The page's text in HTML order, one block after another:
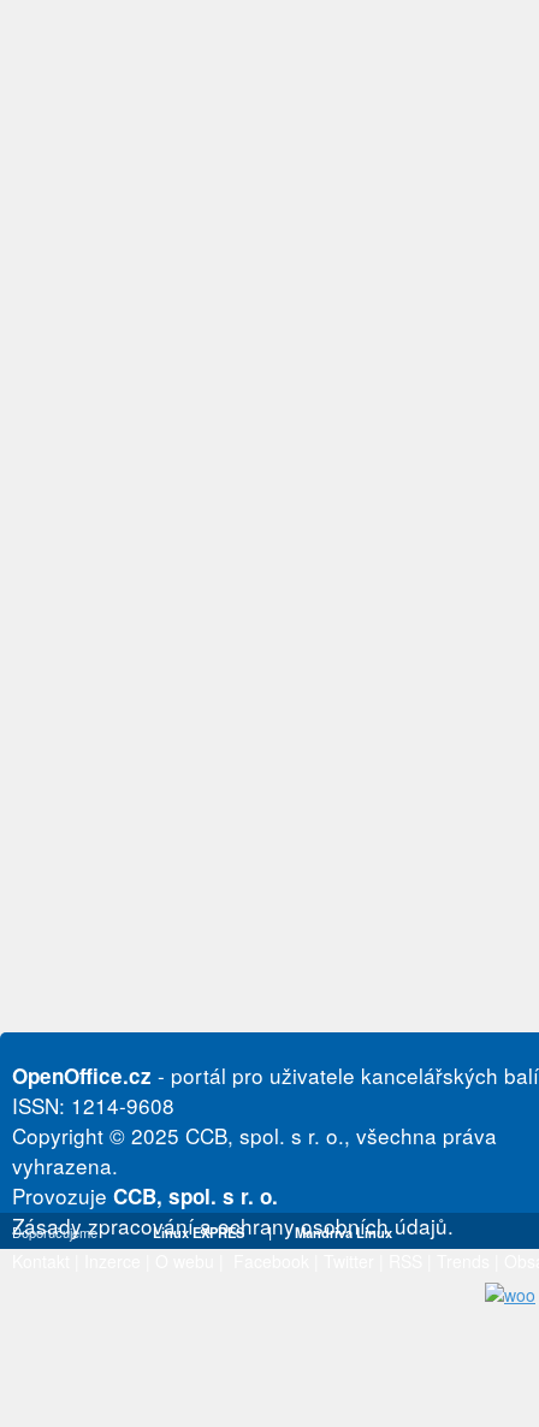
OpenOffice.cz - portál pro uživatele kancelářských
ISSN: 1214-9608
Copyright © 2025 CCB, spol. s r. o., všechna práva
vyhrazena.
Provozuje CCB, spol. s r. o.
Zásady zpracování a ochrany osobních údajů.
Doporučujeme Linux EXPRES | Mandriva Linux